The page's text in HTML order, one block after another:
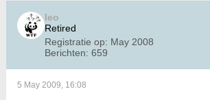
leo
Retired
Registratie op: May 2008
Berichten: 659
5 May 2009, 16:08